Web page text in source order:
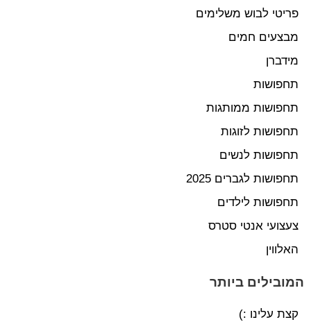
פריטי לבוש משלימים
מבצעים חמים
מידברן
תחפושות
תחפושות ממותגות
תחפושות לזוגות
תחפושות לנשים
תחפושות לגברים 2025
תחפושות לילדים
צעצועי אנטי סטרס
האלווין
המובילים ביותר
קצת עלינו :)